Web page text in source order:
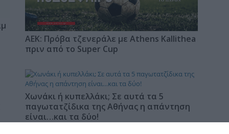
ΑΕΚ: Πρόβα τζενεράλε με Athens Kallithea
πριν από το Super Cup
Χωνάκι ή κυπελλάκι; Σε αυτά τα 5
παγωτατζίδικα της Αθήνας η απάντηση
είναι…και τα δύο!